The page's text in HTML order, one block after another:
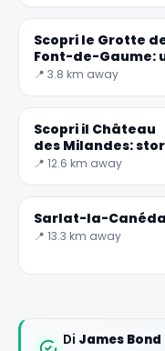
Scopri le Grotte
Font-de-Gaume:
viaggio nel tempo
📍 3.8 km away
Scopri il Château
des Milandes:
e bellezze in
📍 12.6 km away
Sarlat-la-Canéda
📍 13.3 km away
Di James Bond